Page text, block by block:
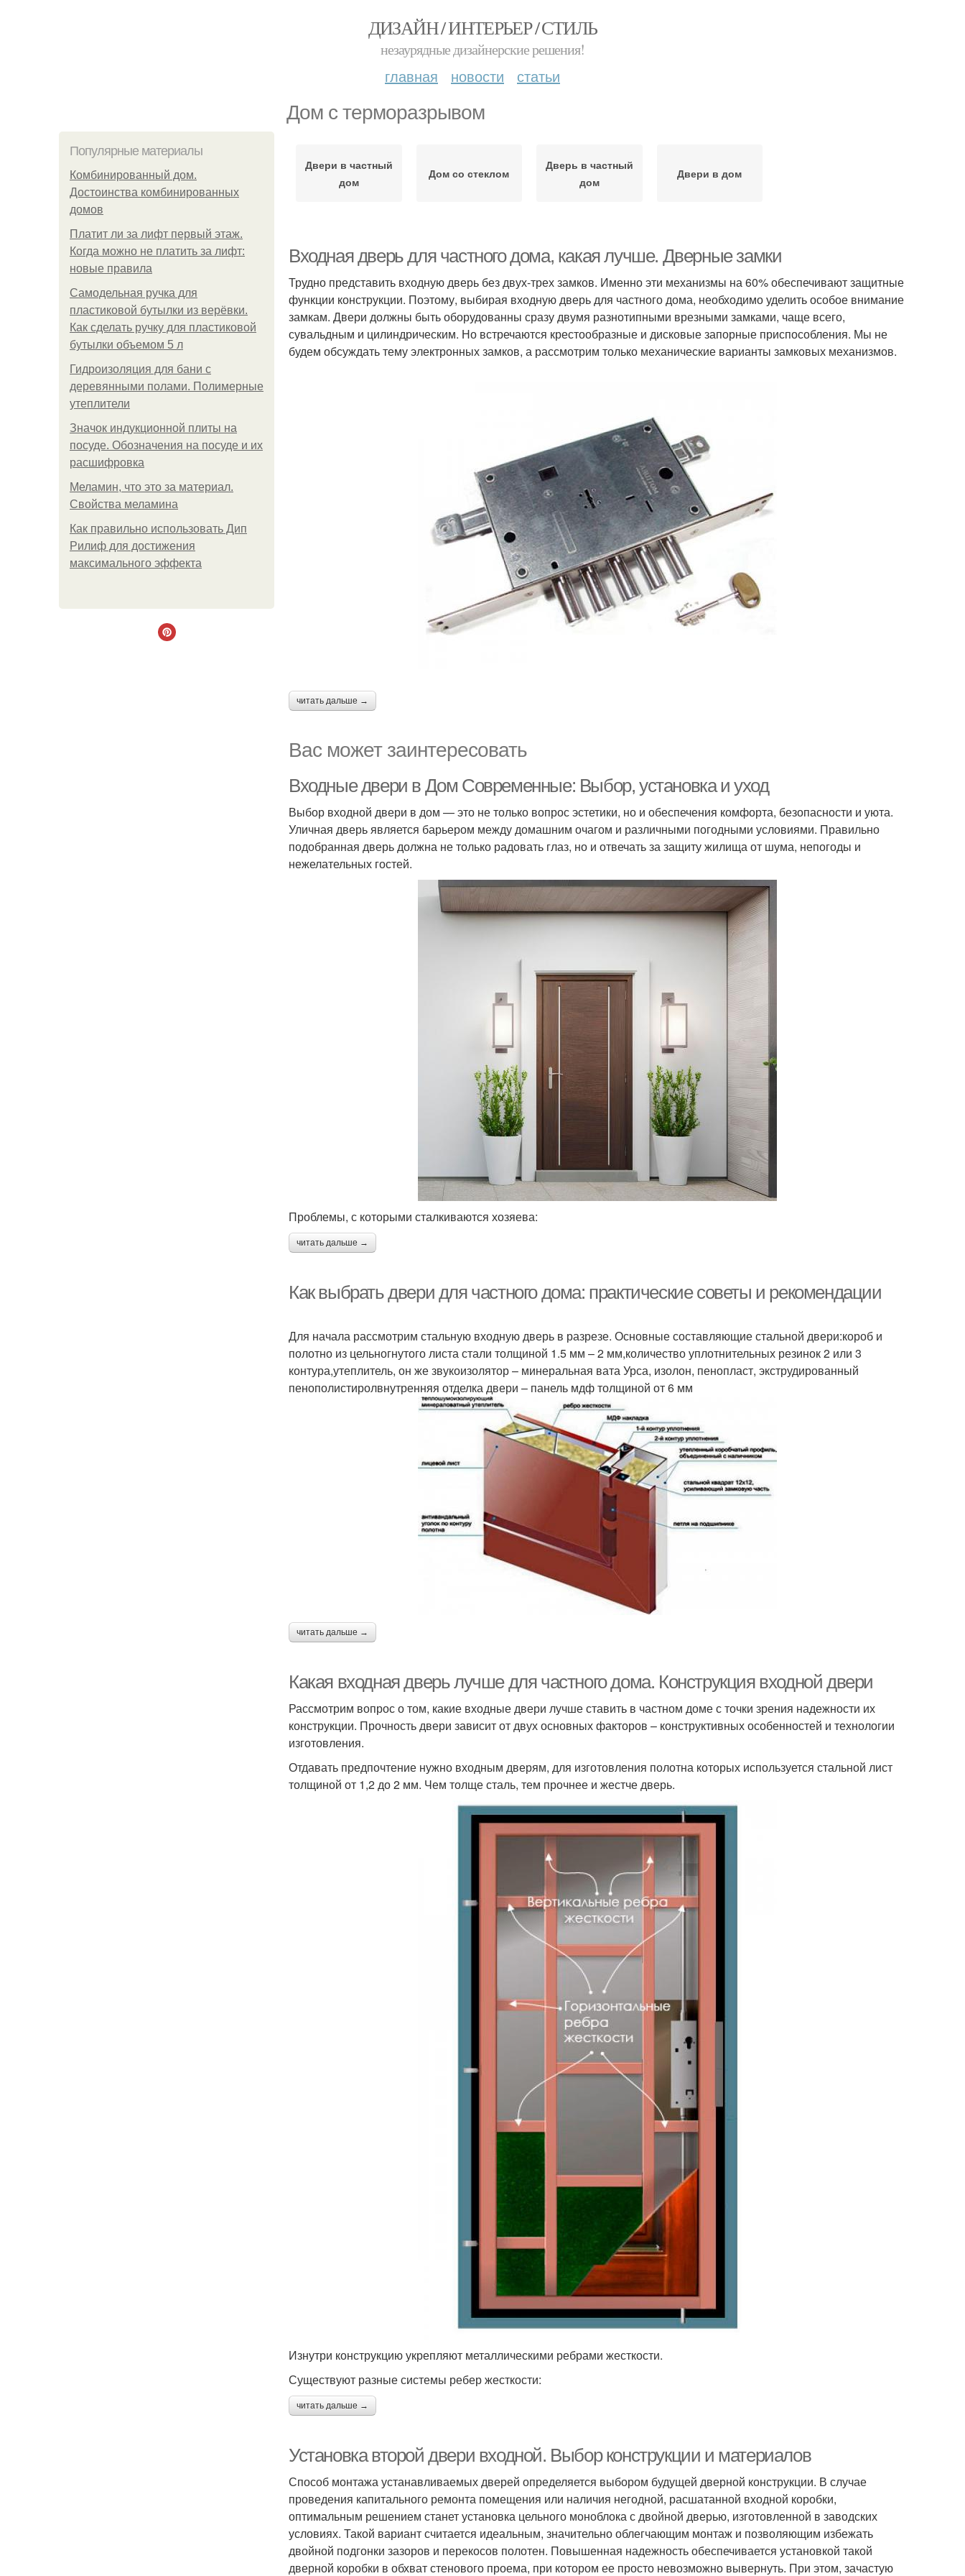
ДИЗАЙН / ИНТЕРЬЕР / СТИЛЬ
незаурядные дизайнерские решения!
главная новости статьи
Дом с терморазрывом
Популярные материалы
Комбинированный дом.
Достоинства комбинированных
домов
Платит ли за лифт первый этаж.
Когда можно не платить за лифт:
новые правила
Самодельная ручка для
пластиковой бутылки из верёвки.
Как сделать ручку для пластиковой
бутылки объемом 5 л
Гидроизоляция для бани с
деревянными полами. Полимерные
утеплители
Значок индукционной плиты на
посуде. Обозначения на посуде и их
расшифровка
Меламин, что это за материал.
Свойства меламина
Как правильно использовать Дип
Рилиф для достижения
максимального эффекта
Двери в частный
дом
Дом со стеклом
Дверь в частный
дом
Двери в дом
Входная дверь для частного дома, какая лучше. Дверные замки
Трудно представить входную дверь без двух-трех замков. Именно эти механизмы на 60% обеспечивают защитные
функции конструкции. Поэтому, выбирая входную дверь для частного дома, необходимо уделить особое внимание
замкам. Двери должны быть оборудованны сразу двумя разнотипными врезными замками, чаще всего,
сувальдным и цилиндрическим. Но встречаются крестообразные и дисковые запорные приспособления. Мы не
будем обсуждать тему электронных замков, а рассмотрим только механические варианты замковых механизмов.
читать дальше →
Вас может заинтересовать
Входные двери в Дом Современные: Выбор, установка и уход
Выбор входной двери в дом — это не только вопрос эстетики, но и обеспечения комфорта, безопасности и уюта.
Уличная дверь является барьером между домашним очагом и различными погодными условиями. Правильно
подобранная дверь должна не только радовать глаз, но и отвечать за защиту жилища от шума, непогоды и
нежелательных гостей.
Проблемы, с которыми сталкиваются хозяева:
читать дальше →
Как выбрать двери для частного дома: практические советы и рекомендации
Для начала рассмотрим стальную входную дверь в разрезе. Основные составляющие стальной двери:короб и
полотно из цельногнутого листа стали толщиной 1.5 мм – 2 мм,количество уплотнительных резинок 2 или 3
контура,утеплитель, он же звукоизолятор – минеральная вата Урса, изолон, пенопласт, экструдированный
пенополистиролвнутренняя отделка двери – панель мдф толщиной от 6 мм
читать дальше →
Какая входная дверь лучше для частного дома. Конструкция входной двери
Рассмотрим вопрос о том, какие входные двери лучше ставить в частном доме с точки зрения надежности их
конструкции. Прочность двери зависит от двух основных факторов – конструктивных особенностей и технологии
изготовления.
Отдавать предпочтение нужно входным дверям, для изготовления полотна которых используется стальной лист
толщиной от 1,2 до 2 мм. Чем толще сталь, тем прочнее и жестче дверь.
Изнутри конструкцию укрепляют металлическими ребрами жесткости.
Существуют разные системы ребер жесткости:
читать дальше →
Установка второй двери входной. Выбор конструкции и материалов
Способ монтажа устанавливаемых дверей определяется выбором будущей дверной конструкции. В случае
проведения капитального ремонта помещения или наличия негодной, расшатанной входной коробки,
оптимальным решением станет установка цельного моноблока с двойной дверью, изготовленной в заводских
условиях. Такой вариант считается идеальным, значительно облегчающим монтаж и позволяющим избежать
двойной подгонки зазоров и перекосов полотен. Повышенная надежность обеспечивается установкой такой
дверной коробки в обхват стенового проема, при котором ее просто невозможно вывернуть. При этом, зачастую